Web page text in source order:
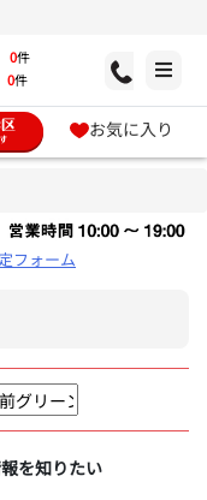
0件
0件
お気に入り
フォーム
を知りたい